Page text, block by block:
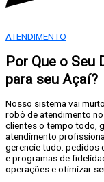
ATENDIMENTO
Por Que o Seu
para seu Açaí?
Nosso sistema vai
robô de atendimento
clientes o tempo todo,
atendimento
gerencie tudo: pedidos
e programas de
operações e otimizar